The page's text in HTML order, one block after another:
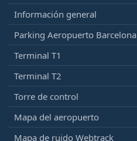
Información general
Parking Aeropuerto Barcelona
Terminal T1
Terminal T2
Torre de control
Mapa del aeropuerto
Mapa de ruido Webtrack